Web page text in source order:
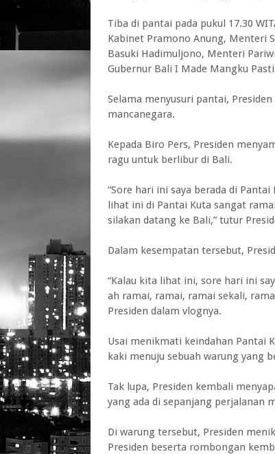
Tiba di pantai pada pukul 17.30
Kabinet Pramono Anung, Menteri
Basuki Hadimuljono, Menteri
Gubernur Bali I Made Mangku
Selama menyusuri pantai,
mancanegara.
Kepada Biro Pers, Presiden
ragu untuk berlibur di Bali.
“Sore hari ini saya berada di
lihat ini di Pantai Kuta sangat
silakan datang ke Bali,” tutur
Dalam kesempatan tersebut,
“Kalau kita lihat ini, sore hari ini
ah ramai, ramai, ramai sekali,
Presiden dalam vlognya.
Usai menikmati keindahan Pantai
kaki menuju sebuah warung yang
Tak lupa, Presiden kembali
yang ada di sepanjang perjalanan
Di warung tersebut, Presiden
Presiden beserta rombongan